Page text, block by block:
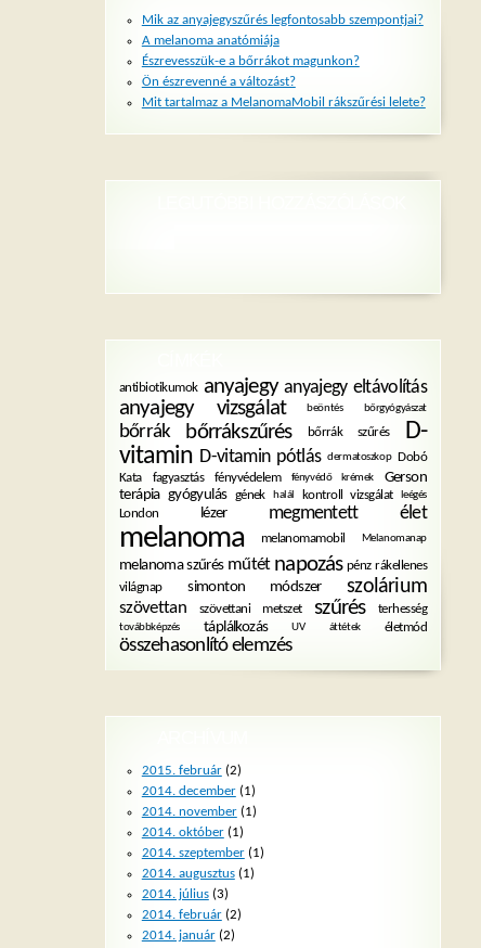
Mik az anyajegyszűrés legfontosabb szempontjai?
A melanoma anatómiája
Észrevesszük-e a bőrrákot magunkon?
Ön észrevenné a változást?
Mit tartalmaz a MelanomaMobil rákszűrési lelete?
antibiotikumok anyajegy anyajegy eltávolítás
anyajegy vizsgálat beöntés bőrgyógyászat
bőrrák bőrrákszűrés bőrrák szűrés
D-
vitamin D-vitamin pótlás dermatoszkop Dobó
Kata
fagyasztás fényvédelem fényvédő krémek
Gerson
terápia gyógyulás gének halál kontroll vizsgálat leégés
London lézer megmentett élet
melanoma melanomamobil Melanomanap
melanoma szűrés műtét napozás pénz rákellenes
világnap
simonton módszer szolárium
szövettan szövettani metszet szűrés terhesség
továbbképzés táplálkozás UV áttétek életmód
összehasonlító elemzés
2015. február(2)
2014. december(1)
2014. november(1)
2014. október(1)
2014. szeptember(1)
2014. augusztus(1)
2014. július(3)
2014. február(2)
2014. január(2)